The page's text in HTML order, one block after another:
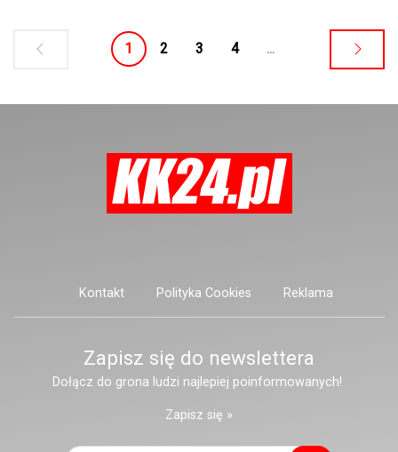
przywrócenia możliwości zakupu
biletów przed odjazdem pociągów,
wskazując, że obecna sytuacja uderza
1 2 3 4 ...
Kontakt Polityka Cookies Reklama
Zapisz się do newslettera
Dołącz do grona ludzi najlepiej poinformowanych!
Zapisz się »